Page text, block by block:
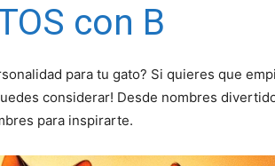
con B
para tu gato? Si quieres que
considerar! Desde nombres
para inspirarte.